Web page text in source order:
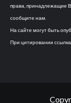
права, принадлежащие
сообщите нам.
На сайте могут быть
При цитировании ссылка